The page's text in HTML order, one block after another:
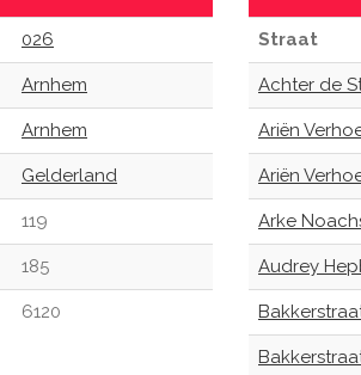
026
Arnhem
Arnhem
Gelderland
119
185
6120
Straat
Achter de
Ariën
Ariën
Arke
Audrey